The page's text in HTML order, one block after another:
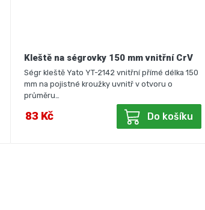
Kleště na ségrovky 150 mm vnitřní CrV
Ségr kleště Yato YT-2142 vnitřní přímé délka 150
mm na pojistné kroužky uvnitř v otvoru o
průměru…
83 Kč Do košíku